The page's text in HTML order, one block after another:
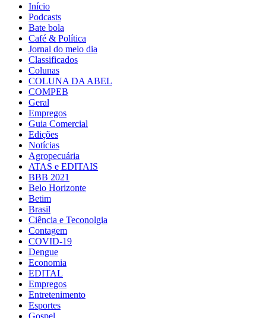
Início
Podcasts
Bate bola
Café & Política
Jornal do meio dia
Classificados
Colunas
COLUNA DA ABEL
COMPEB
Geral
Empregos
Guia Comercial
Edições
Notícias
Agropecuária
ATAS e EDITAIS
BBB 2021
Belo Horizonte
Betim
Brasil
Ciência e Teconolgia
Contagem
COVID-19
Dengue
Economia
EDITAL
Empregos
Entretenimento
Esportes
Gospel